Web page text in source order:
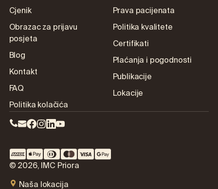
Cjenik
Obrazac za prijavu
posjeta
Blog
Kontakt
FAQ
Politika kolačića
Prava pacijenata
Politika kvalitete
Certifikati
Plaćanja i pogodnosti
Publikacije
Lokacije
© 2026, IMC Priora
Naša lokacija